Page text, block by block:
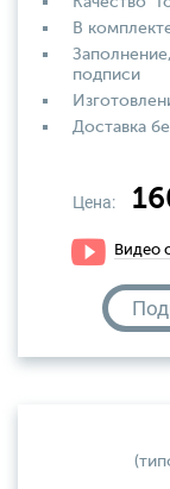
В
подписи
Доставка
Цена:
Видео